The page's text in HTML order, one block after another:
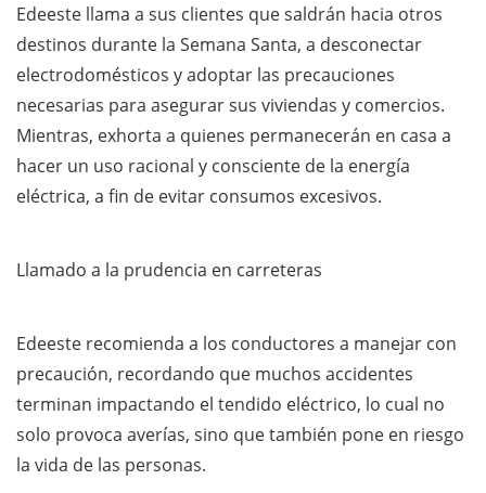
Edeeste llama a sus clientes que saldrán hacia otros
destinos durante la Semana Santa, a desconectar
electrodomésticos y adoptar las precauciones
necesarias para asegurar sus viviendas y comercios.
Mientras, exhorta a quienes permanecerán en casa a
hacer un uso racional y consciente de la energía
eléctrica, a fin de evitar consumos excesivos.
Llamado a la prudencia en carreteras
Edeeste recomienda a los conductores a manejar con
precaución, recordando que muchos accidentes
terminan impactando el tendido eléctrico, lo cual no
solo provoca averías, sino que también pone en riesgo
la vida de las personas.